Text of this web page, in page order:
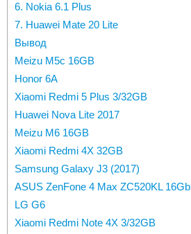
6. Nokia 6.1 Plus
7. Huawei Mate 20 Lite
Вывод
Meizu M5c 16GB
Honor 6A
Xiaomi Redmi 5 Plus 3/32GB
Huawei Nova Lite 2017
Meizu M6 16GB
Xiaomi Redmi 4X 32GB
Samsung Galaxy J3 (2017)
ASUS ZenFone 4 Max ZC520KL 16Gb
LG G6
Xiaomi Redmi Note 4X 3/32GB